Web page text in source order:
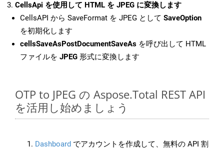
CellsApi を使用して HTML を JPEG に変換します
CellsAPI から SaveFormat を JPEG として SaveOption
を初期化します
cellsSaveAsPostDocumentSaveAs を呼び出して HTML
ファイルを JPEG 形式に変換します
OTP to JPEG の Aspose.Total REST API
を活用し始めましょう
Dashboard でアカウントを作成して、無料の API 割